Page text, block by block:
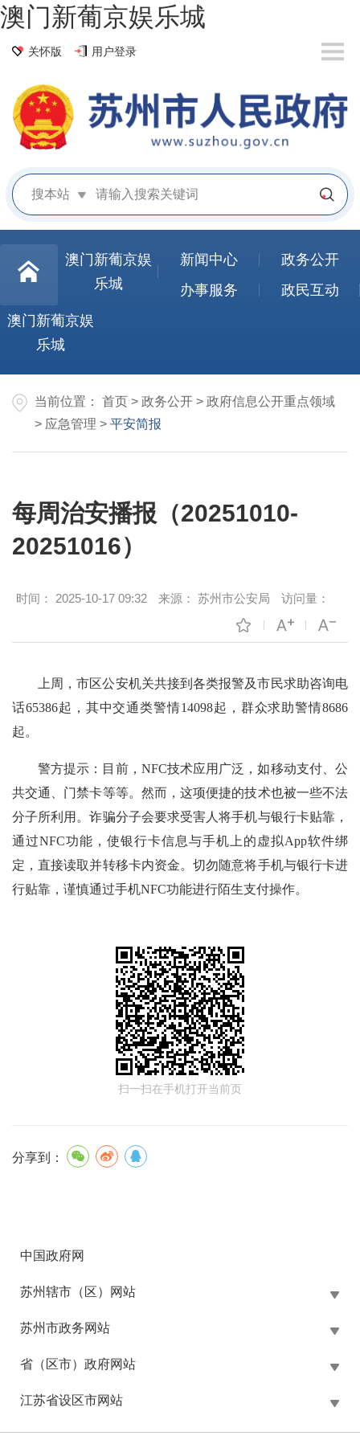
澳门新葡京娱乐城
关怀版 用户登录
搜本站
澳门新葡京娱
乐城
新闻中心
政务公开
办事服务
政民互动
澳门新葡京娱
乐城
当前位置： 首页 > 政务公开 > 政府信息公开重点领域
> 应急管理 > 平安简报
每周治安播报（20251010-
20251016）
时间： 2025-10-17 09:32 来源： 苏州市公安局 访问量：
上周，市区公安机关共接到各类报警及市民求助咨询电
话65386起，其中交通类警情14098起，群众求助警情8686
起。
警方提示： 目前， NFC技术应用广泛，如移动支付、公
共交通、门禁卡等等。然而，这项便捷的技术也被一些不法
分子所利用。诈骗分子会要求受害人将手机与银行卡贴靠，
通过NFC功能，使银行卡信息与手机上的虚拟App软件绑
定，直接读取并转移卡内资金。切勿随意将手机与银行卡进
行贴靠，谨慎通过手机NFC功能进行陌生支付操作。
扫一扫在手机打开当前页
分享到：
中国政府网
苏州辖市（区）网站
苏州市政务网站
省（区市）政府网站
江苏省设区市网站